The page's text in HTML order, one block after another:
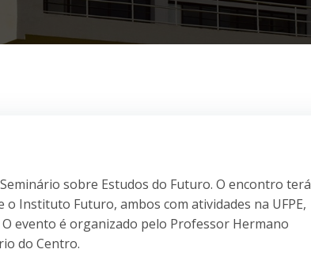
sobre Estudos do Futuro. O encontro terá
Instituto Futuro, ambos com atividades na UFPE,
evento é organizado pelo Professor Hermano
do Centro.